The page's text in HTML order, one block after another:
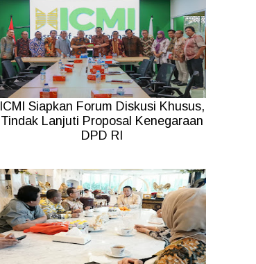
ICMI Siapkan Forum Diskusi Khusus,
Tindak Lanjuti Proposal Kenegaraan
DPD RI